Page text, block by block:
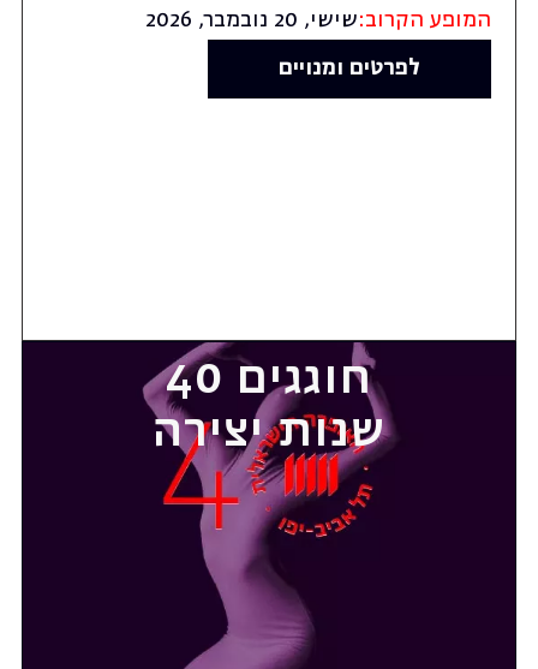
המופע הקרוב:שישי, 20 נובמבר, 2026
לפרטים ומנויים
חוגגים 40
שנות יצירה